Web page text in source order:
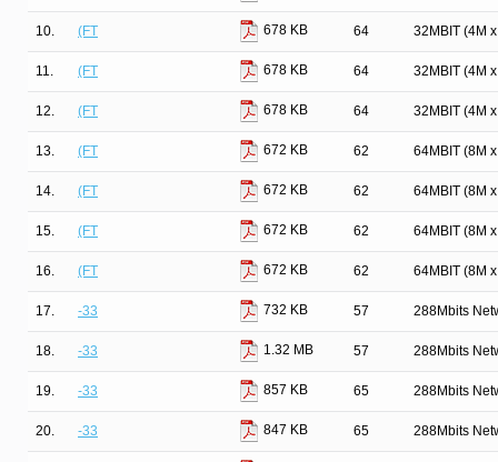
10. (FT 678 KB 64 32MBIT (4M
11. (FT 678 KB 64 32MBIT (4M
12. (FT 678 KB 64 32MBIT (4M
13. (FT 672 KB 62 64MBIT (8M
14. (FT 672 KB 62 64MBIT (8M
15. (FT 672 KB 62 64MBIT (8M
16. (FT 672 KB 62 64MBIT (8M
17. -33 732 KB 57 288Mbits
18. -33 1.32 MB 57 288Mbits
19. -33 857 KB 65 288Mbits
20. -33 847 KB 65 288Mbits